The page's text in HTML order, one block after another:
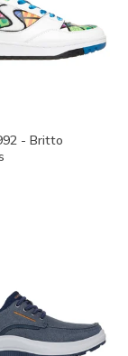
- Britto